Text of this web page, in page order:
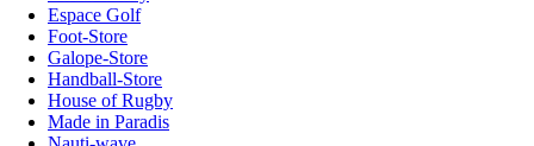
Espace Golf
Foot-Store
Galope-Store
Handball-Store
House of Rugby
Made in Paradis